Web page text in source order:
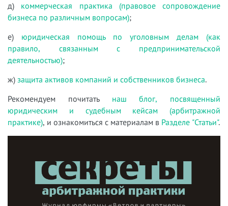
д) коммерческая практика (правовое сопровождение
бизнеса по различным вопросам);
е) юридическая помощь по уголовным делам (как
правило, связанным с предпринимательской
деятельностью);
ж) защита активов компаний и собственников бизнеса.
Рекомендуем почитать наш блог, посвященный
юридическим и судебным кейсам (арбитражной
практике), и ознакомиться с материалам в Разделе "Статьи".